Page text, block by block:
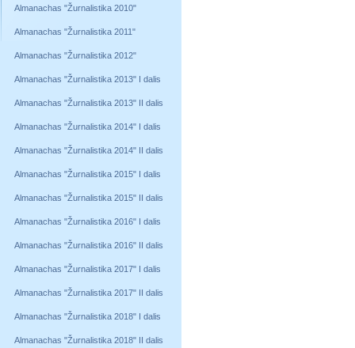
Almanachas "Žurnalistika 2010"
Almanachas "Žurnalistika 2011"
Almanachas "Žurnalistika 2012"
Almanachas "Žurnalistika 2013" I dalis
Almanachas "Žurnalistika 2013" II dalis
Almanachas "Žurnalistika 2014" I dalis
Almanachas "Žurnalistika 2014" II dalis
Almanachas "Žurnalistika 2015" I dalis
Almanachas "Žurnalistika 2015" II dalis
Almanachas "Žurnalistika 2016" I dalis
Almanachas "Žurnalistika 2016" II dalis
Almanachas "Žurnalistika 2017" I dalis
Almanachas "Žurnalistika 2017" II dalis
Almanachas "Žurnalistika 2018" I dalis
Almanachas "Žurnalistika 2018" II dalis